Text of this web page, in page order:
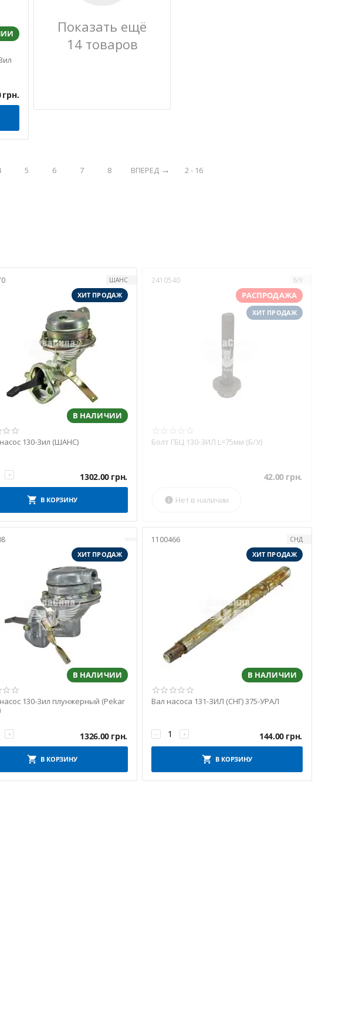
грн.
Показать ещё
14 товаров
5 6 7 8 ВПЕРЕД 2 - 16
ШАНС
ХИТ ПРОДАЖ
В НАЛИЧИИ
130-Зил (ШАНС)
+ 1302.00 грн.
В КОРЗИНУ
2410540 Б/У
РАСПРОДАЖА
ХИТ ПРОДАЖ
Болт ГБЦ 130-ЗИЛ L=75мм (Б/У)
42.00 грн.
Нет в наличии

ХИТ ПРОДАЖ
В НАЛИЧИИ
130-Зил плунжерный (Pekar
+ 1326.00 грн.
В КОРЗИНУ
1100466
СНД
ХИТ ПРОДАЖ
В НАЛИЧИИ
Вал насоса 131-ЗИЛ (СНГ) 375-УРАЛ
+
− 144.00 грн.
В КОРЗИНУ